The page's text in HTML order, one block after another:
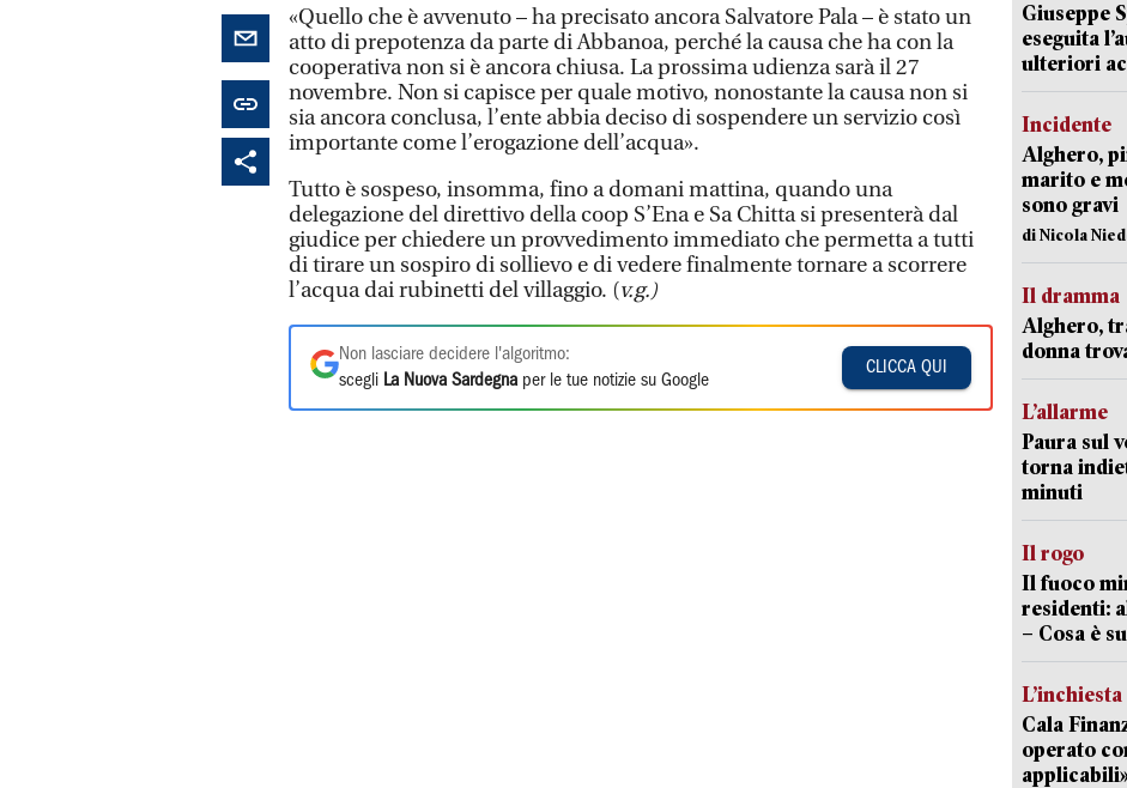
«Quello che è avvenuto – ha precisato ancora Salvatore Pala – è stato un
atto di prepotenza da parte di Abbanoa, perché la causa che ha con la
cooperativa non si è ancora chiusa. La prossima udienza sarà il 27
novembre. Non si capisce per quale motivo, nonostante la causa non si
sia ancora conclusa, l’ente abbia deciso di sospendere un servizio così
importante come l’erogazione dell’acqua».
Tutto è sospeso, insomma, fino a domani mattina, quando una
delegazione del direttivo della coop S’Ena e Sa Chitta si presenterà dal
giudice per chiedere un provvedimento immediato che permetta a tutti
di tirare un sospiro di sollievo e di vedere finalmente tornare a scorrere
l’acqua dai rubinetti del villaggio. (v.g.)
Non lasciare decidere l'algoritmo:
scegli La Nuova Sardegna per le tue notizie su Google
CLICCA QUI
Giuseppe
eseguita
ulteriori
Incidente
Alghero,
marito e
sono gravi
di Nicola
Il dramma
Alghero,
donna
L’allarme
Paura sul
torna
minuti
Il rogo
Il fuoco
residenti:
– Cosa è
L’inchiesta
Cala
operato